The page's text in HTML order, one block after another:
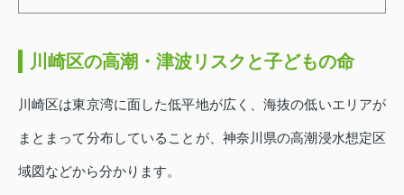
川崎区の高潮・津波リスクと子どもの命
川崎区は東京湾に面した低平地が広く、海抜の低いエリアが
まとまって分布していることが、神奈川県の高潮浸水想定区
域図などから分かります。